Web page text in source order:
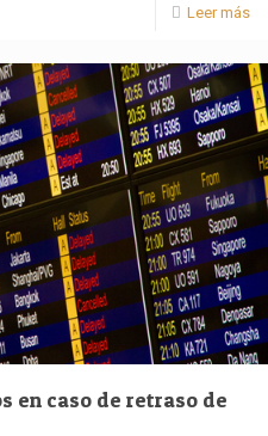
Leer más
en caso de retraso de